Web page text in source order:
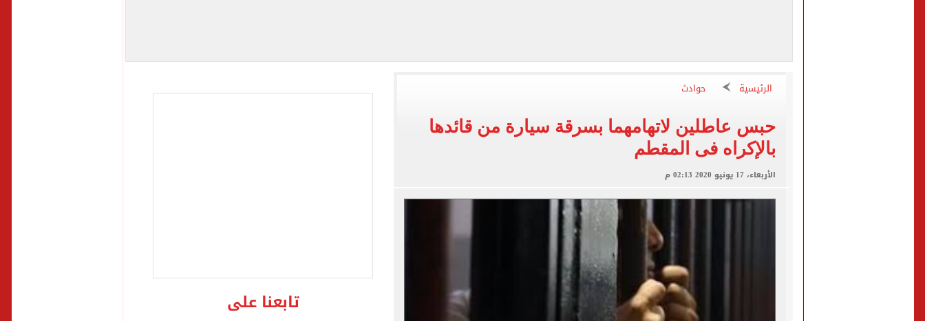
الأهلي ينهي مرانه الأول فى معسكر إسبانيا.. جلسة عموتة وفقرة بدنية.. صور
"تنظيم الاتصالات": تسجيل الخط باسم شخص لا يجعله مسؤولًا عن الجرائم المرتكبة به
الكشف عن قصر محمد صلاح الفاخر فى طرابزون.. صور
الاتحاد التركي يمنح طرابزون سبور رخصة مشاركة محمد صلاح
الرئيسية حوادث
حبس عاطلين لاتهامهما بسرقة سيارة من قائدها
بالإكراه فى المقطم
الأربعاء، 17 يونيو 2020 02:13 م
تابعنا على